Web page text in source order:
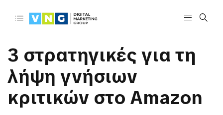
3 στρατηγικές για τη
λήψη γνήσιων
κριτικών στο Amazon